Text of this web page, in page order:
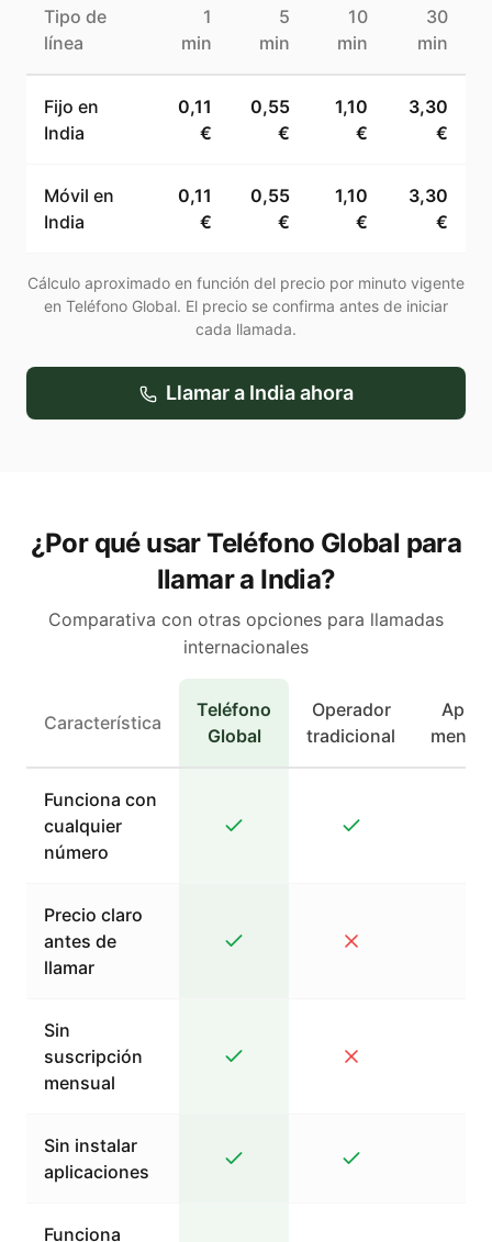
Tipo de
línea
1
min
5
min
10
min
30
min
Fijo en
India
0,11
€
0,55
€
1,10
€
3,30
€
Móvil en
India
0,11
€
0,55
€
1,10
€
3,30
€
Cálculo aproximado en función del precio por minuto vigente
en Teléfono Global. El precio se confirma antes de iniciar
cada llamada.
Llamar a Indiaahora
¿Por qué usar Teléfono Global para
llamar a India?
Comparativa con otras opciones para llamadas
internacionales
Característica
Teléfono
Global
Operador
tradicional
Apps
Funciona con
cualquier
número
Precio claro
antes de
llamar
Sin
suscripción
mensual
Sin instalar
aplicaciones
Funciona